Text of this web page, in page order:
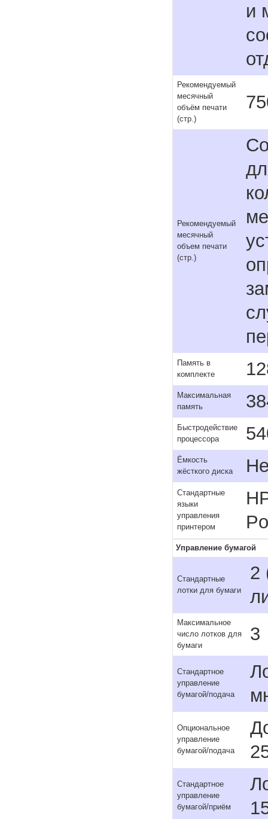
и
Рекомендуемый
месячный
объём печати
(стр.)
Рекомендуемый
месячный
объем печати
(стр.)
Память в
комплекте
Максимальная
память
Быстродействие
процессора
Ёмкость
жёсткого диска
Стандартные
языки
управления
принтером
Управление бумагой
Стандартные
лотки для бумаги
2
Максимальное
число лотков для
бумаги
3
Стандартное
управление
бумагой/подача
Опциональное
управление
бумагой/подача
Стандартное
управление
бумагой/приём